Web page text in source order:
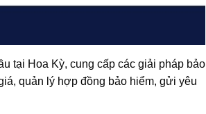
tại Hoa Kỳ, cung cấp các giải pháp bảo
quản lý hợp đồng bảo hiểm, gửi yêu